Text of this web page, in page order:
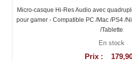
Micro-casque Hi-Res Audio avec
pour gamer - Compatible PC /Mac /PS4 /
/Tablette
En stock
Prix :